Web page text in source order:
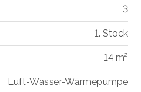
3
1. Stock
14 m²
Luft-Wasser-Wärmepumpe